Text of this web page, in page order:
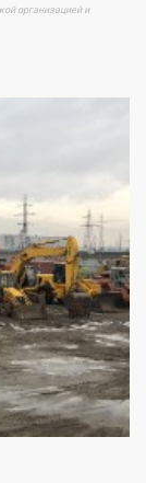
организацией и